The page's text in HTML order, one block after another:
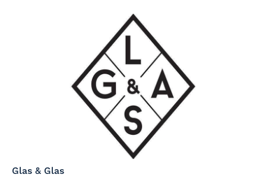
Glas & Glas